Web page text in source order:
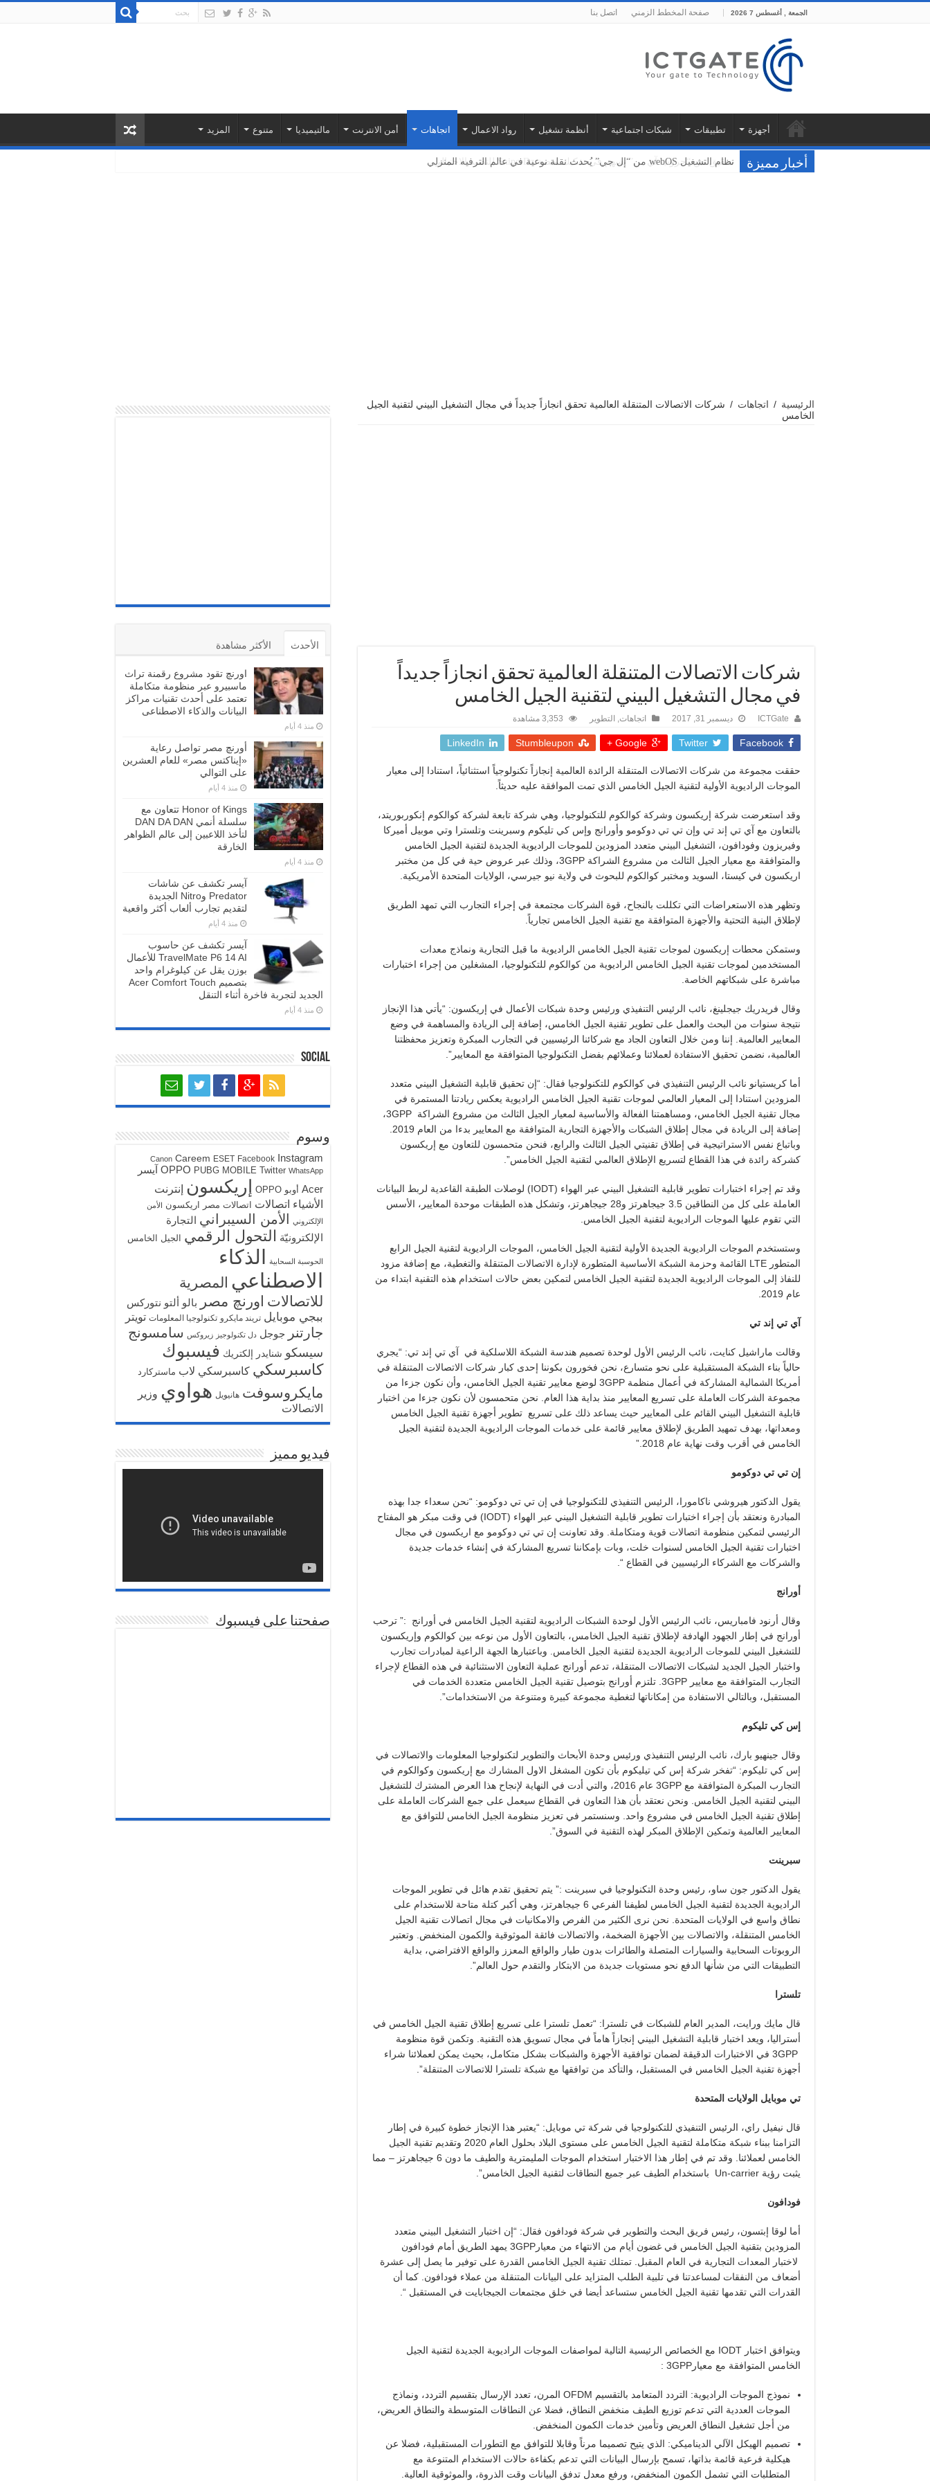
الجمعة , أغسطس 7 2026 صفحة المخطط الزمني اتصل بنا
أجهزة تطبيقات شبكات اجتماعية أنظمة تشغيل رواد الاعمال اتجاهات أمن الانترنت مالتيميديا متنوع المزيد
أخبار مميزة نظام التشغيل webOS من “إل جي” يُحدث نقلة نوعية في عالم الترفيه المنزلي
الرئيسية / اتجاهات / شركات الاتصالات المتنقلة العالمية تحقق انجازاً جديداً في مجال التشغيل البيني لتقنية الجيل
الخامس
شركات الاتصالات المتنقلة العالمية تحقق انجازاً جديداً
في مجال التشغيل البيني لتقنية الجيل الخامس
ICTGate ديسمبر 31, 2017 اتجاهات, التطوير 3,353 مشاهدة
Facebook
Twitter
Google +
Stumbleupon
LinkedIn
حققت مجموعة من شركات الاتصالات المتنقلة الرائدة العالمية إنجازاً تكنولوجياً استثنائياً، استنادا إلى معيار
الموجات الراديوية الأولية لتقنية الجيل الخامس الذي تمت الموافقة عليه حديثاً.
وقد استعرضت شركة إريكسون وشركة كوالكوم للتكنولوجيا، وهي شركة تابعة لشركة كوالكوم إنكوربوريتد،
بالتعاون مع آي تي إند تي وإن تي تي دوكومو وأورانج وإس كي تليكوم وسبرينت وتلسترا وتي موبيل أميركا
وفيريزون وفودافون، التشغيل البيني متعدد المزودين للموجات الراديوية الجديدة لتقنية الجيل الخامس
والمتوافقة مع معيار الجيل الثالث من مشروع الشراكة 3GPP، وذلك عبر عروض حية في كل من مختبر
اريكسون في كيستا، السويد ومختبر كوالكوم للبحوث في ولاية نيو جيرسي، الولايات المتحدة الأمريكية.
وتظهر هذه الاستعراضات التي تكللت بالنجاح، قوة الشركات مجتمعة في إجراء التجارب التي تمهد الطريق
لإطلاق البنية التحتية والأجهزة المتوافقة مع تقنية الجيل الخامس تجارياً.
وستمكن محطات إريكسون لموجات تقنية الجيل الخامس الراديوية ما قبل التجارية ونماذج معدات
المستخدمين لموجات تقنية الجيل الخامس الراديوية من كوالكوم للتكنولوجيا، المشغلين من إجراء اختبارات
مباشرة على شبكاتهم الخاصة.
وقال فريدريك جيجلينغ، نائب الرئيس التنفيذي ورئيس وحدة شبكات الأعمال في إريكسون: “يأتي هذا الإنجاز
نتيجة سنوات من البحث والعمل على تطوير تقنية الجيل الخامس، إضافة إلى الريادة والمساهمة في وضع
المعايير العالمية. إننا ومن خلال التعاون الجاد مع شركائنا الرئيسيين في التجارب المبكرة وتعزيز محفظتنا
العالمية، نضمن تحقيق الاستفادة لعملائنا وعملائهم بفضل التكنولوجيا المتوافقة مع المعايير”.
أما كريستيانو نائب الرئيس التنفيذي في كوالكوم للتكنولوجيا فقال: “إن تحقيق قابلية التشغيل البيني متعدد
المزودين استنادا إلى المعيار العالمي لموجات تقنية الجيل الخامس الراديوية يعكس ريادتنا المستمرة في
مجال تقنية الجيل الخامس، ومساهمتنا الفعالة والأساسية لمعيار الجيل الثالث من مشروع الشراكة 3GPP،
إضافة إلى الريادة في مجال إطلاق الشبكات والأجهزة التجارية المتوافقة مع المعايير بدءا من العام 2019.
وباتباع نفس الاستراتيجية في إطلاق تقنيتي الجيل الثالث والرابع، فنحن متحمسون للتعاون مع إريكسون
كشركة رائدة في هذا القطاع لتسريع الإطلاق العالمي لتقنية الجيل الخامس”.
وقد تم إجراء اختبارات تطوير قابلية التشغيل البيني عبر الهواء (IODT) لوصلات الطبقة القاعدية لربط البيانات
العاملة على كل من النطاقين 3.5 جيجاهرتز و28 جيجاهرتز، وتشكل هذه الطبقات موحدة المعايير، الأسس
التي تقوم عليها الموجات الراديوية لتقنية الجيل الخامس.
وستستخدم الموجات الراديوية الجديدة الأولية لتقنية الجيل الخامس، الموجات الراديوية لتقنية الجيل الرابع
المتطور LTE القائمة وحزمة الشبكة الأساسية المتطورة لإدارة الاتصالات المتنقلة والتغطية، مع إضافة مزود
للنفاذ إلى الموجات الراديوية الجديدة لتقنية الجيل الخامس لتمكين بعض حالات استخدام هذه التقنية ابتداء من
عام 2019.
آي تي إند تي
وقالت ماراشيل كنايت، نائب الرئيس الأول لوحدة تصميم هندسة الشبكة اللاسلكية في آي تي إند تي: “يجري
حالياً بناء الشبكة المستقبلية على نحو متسارع، نحن فخورون بكوننا إحدى كبار شركات الاتصالات المتنقلة في
أمريكا الشمالية المشاركة في أعمال منظمة 3GPP لوضع معايير تقنية الجيل الخامس، وأن نكون جزءا من
مجموعة الشركات العاملة على تسريع المعايير منذ بداية هذا العام. نحن متحمسون لأن نكون جزءا من اختبار
قابلية التشغيل البيني القائم على المعايير حيث يساعد ذلك على تسريع تطوير أجهزة تقنية الجيل الخامس
ومعداتها، بهدف تمهيد الطريق لإطلاق معايير قائمة على خدمات الموجات الراديوية الجديدة لتقنية الجيل
الخامس في أقرب وقت نهاية عام 2018.”
إن تي تي دوكومو
يقول الدكتور هيروشي ناكامورا، الرئيس التنفيذي للتكنولوجيا في إن تي تي دوكومو: “نحن سعداء جدا بهذه
المبادرة ونعتقد بأن إجراء اختبارات تطوير قابلية التشغيل البيني عبر الهواء (IODT) في وقت مبكر هو المفتاح
الرئيسي لتمكين منظومة اتصالات قوية ومتكاملة. وقد تعاونت إن تي تي دوكومو مع اريكسون في مجال
اختبارات تقنية الجيل الخامس لسنوات خلت، وبات بإمكاننا تسريع المشاركة في إنشاء خدمات جديدة
والشركات مع الشركاء الرئيسيين في القطاع “.
أورانج
وقال أرنود فامباريس، نائب الرئيس الأول لوحدة الشبكات الراديوية لتقنية الجيل الخامس في أورانج :” ترحب
أورانج في إطار الجهود الهادفة لإطلاق تقنية الجيل الخامس، بالتعاون الأول من نوعه بين كوالكوم وإريكسون
للتشغيل البيني للموجات الراديوية الجديدة لتقنية الجيل الخامس. وباعتبارها الجهة الراعية لمبادرات تجارب
واختبار الجيل الجديد لشبكات الاتصالات المتنقلة، تدعم أورانج عملية التعاون الاستثنائية في هذه القطاع لإجراء
التجارب المتوافقة مع معايير 3GPP. تلتزم أورانج بتوصيل تقنية الجيل الخامس متعددة الخدمات في
المستقبل، وبالتالي الاستفادة من إمكاناتها لتغطية مجموعة كبيرة ومتنوعة من الاستخدامات”.
إس كي تليكوم
وقال جينهيو بارك، نائب الرئيس التنفيذي ورئيس وحدة الأبحاث والتطوير لتكنولوجيا المعلومات والاتصالات في
إس كي تليكوم: “تفخر شركة إس كي تيليكوم بأن تكون المشغل الاول المشارك مع إريكسون وكوالكوم في
التجارب المبكرة المتوافقة مع 3GPP عام 2016، والتي أدت في النهاية لإنجاح هذا العرض المشترك للتشغيل
البيني لتقنية الجيل الخامس. ونحن نعتقد بأن هذا التعاون في القطاع سيعمل على جمع الشركات العاملة على
إطلاق تقنية الجيل الخامس في مشروع واحد. وسنستمر في تعزيز منظومة الجيل الخامس للتوافق مع
المعايير العالمية وتمكين الإطلاق المبكر لهذه التقنية في السوق”.
سبرينت
يقول الدكتور جون ساو، رئيس وحدة التكنولوجيا في سبرينت :” يتم تحقيق تقدم هائل في تطوير الموجات
الراديوية الجديدة لتقنية الجيل الخامس لطيفنا الفرعي 6 جيجاهرتز، وهي أكبر كتلة متاحة للاستخدام على
نطاق واسع في الولايات المتحدة. نحن نرى الكثير من الفرص والامكانيات في مجال اتصالات تقنية الجيل
الخامس المتنقلة، والاتصالات بين الأجهزة الضخمة، والاتصالات فائقة الموثوقية والكمون المنخفض. وتعتبر
الروبوتات السحابية والسيارات المتصلة والطائرات بدون طيار والواقع المعزز والواقع الافتراضي، بداية
التطبيقات التي من شأنها الدفع نحو مستويات جديدة من الابتكار والتقدم حول العالم”.
تلسترا
قال مايك ورايت، المدير العام للشبكات في تلسترا: “تعمل تلسترا على تسريع إطلاق تقنية الجيل الخامس في
أستراليا، ويعد اختبار قابلية التشغيل البيني إنجازاً هاماً في مجال تسويق هذه التقنية. وتكمن قوة منظومة
3GPP في الاختبارات الدقيقة لضمان توافقية الأجهزة والشبكات بشكل متكامل، بحيث يمكن لعملائنا شراء
أجهزة تقنية الجيل الخامس في المستقبل، والتأكد من توافقها مع شبكة تلسترا للاتصالات المتنقلة”.
تي موبايل الولايات المتحدة
قال نيفيل راي، الرئيس التنفيذي للتكنولوجيا في شركة تي موبايل: “يعتبر هذا الإنجاز خطوة كبيرة في إطار
التزامنا ببناء شبكة متكاملة لتقنية الجيل الخامس على مستوى البلاد بحلول العام 2020 وتقديم تقنية الجيل
الخامس لعملائنا. وقد تم في إطار هذا الاختبار استخدام الموجات المليمترية والطيف ما دون 6 جيجاهرتز – مما
يثبت رؤية Un-carrier باستخدام الطيف عبر جميع النطاقات لتقنية الجيل الخامس”.
فودافون
أما لوقا إبتسون، رئيس فريق البحث والتطوير في شركة فودافون فقال: “إن اختبار التشغيل البيني متعدد
المزودين بتقنية الجيل الخامس في غضون أيام من الانتهاء من معيار3GPP يمهد الطريق أمام فودافون
لاختبار المعدات التجارية في العام المقبل. تمتلك تقنية الجيل الخامس القدرة على توفير ما يصل إلى عشرة
أضعاف من النفقات لمساعدتنا في تلبية الطلب المتزايد على البيانات المتنقلة من عملاء فودافون. كما أن
القدرات التي تقدمها تقنية الجيل الخامس ستساعد أيضا في خلق مجتمعات الجيجابايت في المستقبل “.
ويتوافق اختبار IODT مع الخصائص الرئيسية التالية لمواصفات الموجات الراديوية الجديدة لتقنية الجيل
الخامس المتوافقة مع معيار3GPP :
نموذج الموجات الراديوية: التردد المتعامد بالتقسيم OFDM المرن، تعدد الإرسال بتقسيم التردد، ونماذج
الموجات العددية التي تدعم توزيع الطيف منخفض النطاق، فضلا عن النطاقات المتوسطة والنطاق العريض،
من أجل تشغيل النطاق العريض وتأمين خدمات الكمون المنخفض.
تصميم الهيكل الآلي الديناميكي: الذي يتيح تصميما مرناً وقابلا للتوافق مع التطورات المستقبلية، فضلا عن
هيكلية فرعية قائمة بذاتها، تسمح بإرسال البيانات التي تدعم بكفاءة حالات الاستخدام المتنوعة مع
المتطلبات التي تشمل الكمون المنخفض، ورفع معدل تدفق البيانات وقت الذروة، والموثوقية العالية.
الأحدث الأكثر مشاهدة
اورنچ تقود مشروع رقمنة تراث
ماسبيرو عبر منظومة متكاملة
تعتمد على أحدث تقنيات مراكز
البيانات والذكاء الاصطناعى
منذ 4 أيام
أورنچ مصر تواصل رعاية
«إيناكتس مصر» للعام العشرين
على التوالي
منذ 4 أيام
Honor of Kings تتعاون مع
سلسلة أنمي DAN DA DAN
لتأخذ اللاعبين إلى عالم الظواهر
الخارقة
منذ 4 أيام
آيسر تكشف عن شاشات
Predator وNitro الجديدة
لتقديم تجارب ألعاب أكثر واقعية
منذ 4 أيام
آيسر تكشف عن حاسوب
TravelMate P6 14 AI للأعمال
بوزن يقل عن كيلوغرام واحد
بتصميم Acer Comfort Touch
الجديد لتجربة فاخرة أثناء التنقل
منذ 4 أيام
Social
وسوم
Canon Careem ESET Facebook Instagram
OPPO PUBG MOBILE Twitter WhatsApp
آيسر
Acer أوبو OPPO إريكسون إنترنت
الأشياء اتصالات اتصالات مصر اريكسون الأمن
الإلكتروني الأمن السيبراني التجارة
الإلكترونيّة التحول الرقمي الجيل الخامس
الحوسبة السحابية الذكاء
الاصطناعي المصرية
للاتصالات اورنچ مصر بالو ألتو نتوركس
ببجي موبايل تريند مايكرو تكنولوجيا المعلومات تويتر
جارتنر جوجل دل تكنولوجيز زيروكس سامسونج
سيسكو شنايدر إلكتريك فيسبوك
كاسبرسكي كاسبرسكي لاب ماستركارد
مايكروسوفت هانيويل هواوي وزير
الاتصالات
فيديو مميز
صفحتنا على فيسبوك